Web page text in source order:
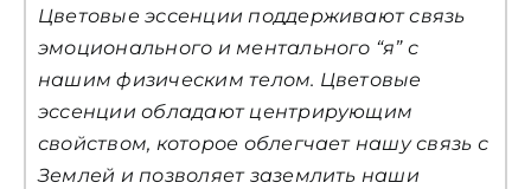
Цветовые эссенции поддерживают связь
эмоционального и ментального “я” с
нашим физическим телом. Цветовые
эссенции обладают центрирующим
свойством, которое облегчает нашу связь с
Землей и позволяет заземлить наши